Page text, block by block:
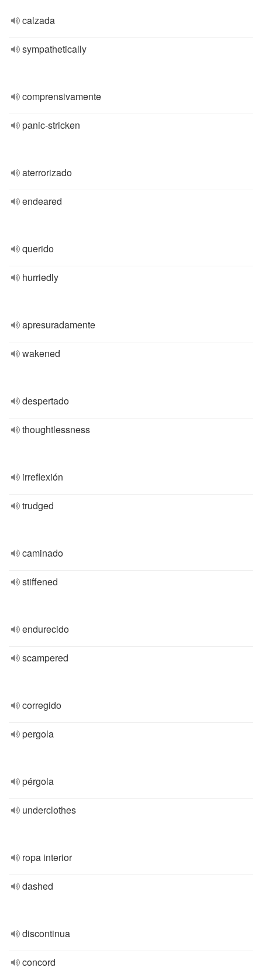
calzada
sympathetically
comprensivamente
panic-stricken
aterrorizado
endeared
querido
hurriedly
apresuradamente
wakened
despertado
thoughtlessness
irreflexión
trudged
caminado
stiffened
endurecido
scampered
corregido
pergola
pérgola
underclothes
ropa interior
dashed
discontinua
concord